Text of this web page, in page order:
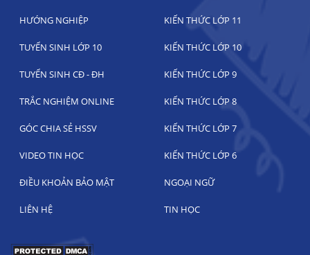
HƯỚNG NGHIỆP KIẾN THỨC LỚP 11
TUYỂN SINH LỚP 10 KIẾN THỨC LỚP 10
TUYỂN SINH CĐ - ĐH KIẾN THỨC LỚP 9
TRẮC NGHIỆM ONLINE KIẾN THỨC LỚP 8
GÓC CHIA SẺ HSSV KIẾN THỨC LỚP 7
VIDEO TIN HỌC KIẾN THỨC LỚP 6
ĐIỀU KHOẢN BẢO MẬT NGOẠI NGỮ
LIÊN HỆ TIN HỌC